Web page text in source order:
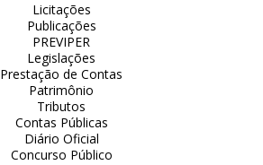
Licitações
Publicações
PREVIPER
Legislações
Prestação de Contas
Patrimônio
Tributos
Contas Públicas
Diário Oficial
Concurso Público